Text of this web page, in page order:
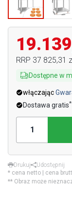
RRP 37 825,31
Dostępne w
włączając
Dostawa gratis
Drukuj
Udostępnij
* cena netto | cena
** Obraz może